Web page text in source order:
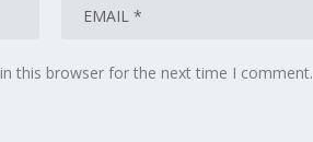
this browser for the next time I comment.